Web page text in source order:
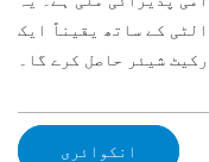
کے ساتھ یقیناً ایک
شیئر حاصل کرے گا۔
انکوائری